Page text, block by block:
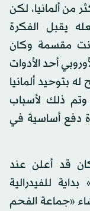
من ألمانيا، لكن
يقبل الفكرة
مقسمة وكان
أحد الأدوات
بتوحيد ألمانيا
ذلك لأسباب
دفع أساسية في
قد أعلن عند
للفيدرالية
«جماعة الفحم